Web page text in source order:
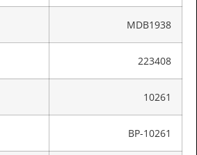
MDB1938
223408
10261
BP-10261